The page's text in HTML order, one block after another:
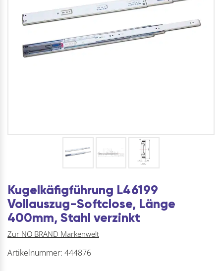
Kugelkäfigführung L46199
Vollauszug-Softclose, Länge
400mm, Stahl verzinkt
Zur NO BRAND Markenwelt
Artikelnummer: 444876